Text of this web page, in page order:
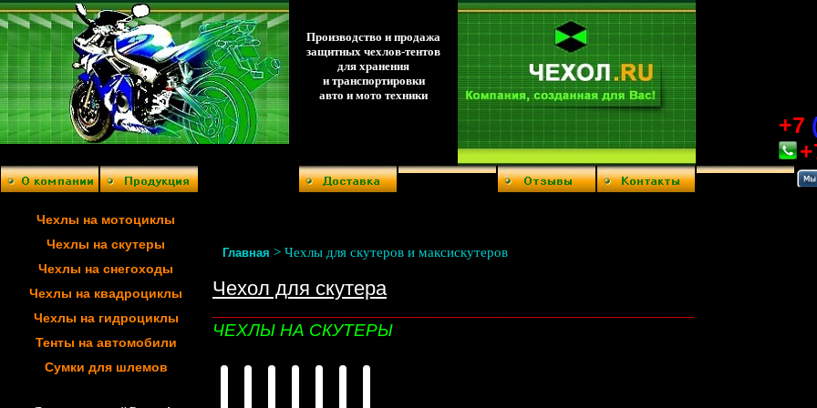
Производство и продажа
защитных чехлов-тентов
для хранения
и транспортировки
авто и мото техники
+7
Чехлы на мотоциклы
Чехлы на скутеры
Чехлы на снегоходы
Чехлы на квадроциклы
Чехлы на гидроциклы
Тенты на автомобили
Сумки для шлемов
Главная > Чехлы для скутеров и максискутеров
Чехол для скутера
ЧЕХЛЫ НА СКУТЕРЫ